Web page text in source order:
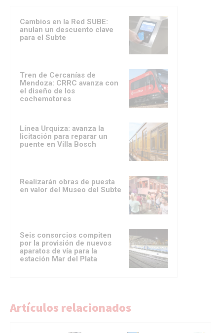
Cambios en la Red SUBE:
anulan un descuento clave
para el Subte
Tren de Cercanías de
Mendoza: CRRC avanza con
el diseño de los
cochemotores
Línea Urquiza: avanza la
licitación para reparar un
puente en Villa Bosch
Realizarán obras de puesta
en valor del Museo del Subte
Seis consorcios compiten
por la provisión de nuevos
aparatos de vía para la
estación Mar del Plata
Artículos relacionados